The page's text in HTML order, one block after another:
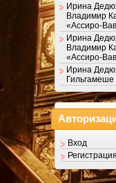
Ирина
Владимир
«Ассиро-
Ирина
Владимир
«Ассиро-
Ирина
Гильгамеше
Вход
Регистрация